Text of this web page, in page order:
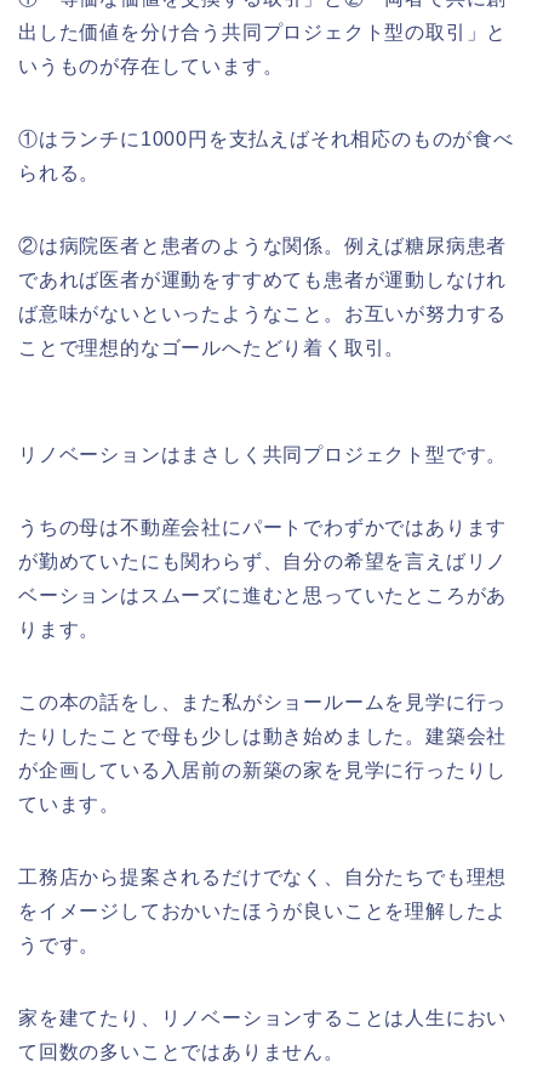
出した価値を分け合う共同プロジェクト型の取引」と
いうものが存在しています。
①はランチに1000円を支払えばそれ相応のものが食べ
られる。
②は病院医者と患者のような関係。例えば糖尿病患者
であれば医者が運動をすすめても患者が運動しなけれ
ば意味がないといったようなこと。お互いが努力する
ことで理想的なゴールへたどり着く取引。
リノベーションはまさしく共同プロジェクト型です。
うちの母は不動産会社にパートでわずかではあります
が勤めていたにも関わらず、自分の希望を言えばリノ
ベーションはスムーズに進むと思っていたところがあ
ります。
この本の話をし、また私がショールームを見学に行っ
たりしたことで母も少しは動き始めました。建築会社
が企画している入居前の新築の家を見学に行ったりし
ています。
工務店から提案されるだけでなく、自分たちでも理想
をイメージしておかいたほうが良いことを理解したよ
うです。
家を建てたり、リノベーションすることは人生におい
て回数の多いことではありません。